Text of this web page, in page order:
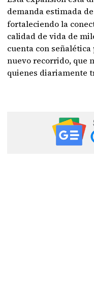
demanda estimada de
fortaleciendo la
calidad de vida de
cuenta con
nuevo recorrido, que
quienes diariamente